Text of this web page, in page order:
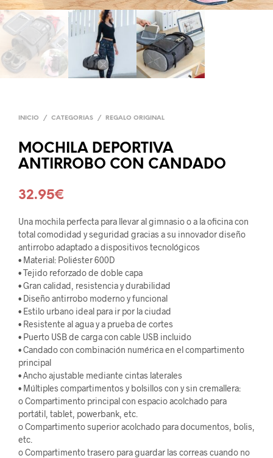
INICIO / CATEGORIAS / REGALO ORIGINAL
MOCHILA DEPORTIVA
ANTIRROBO CON CANDADO
32.95€
Una mochila perfecta para llevar al gimnasio o a la oficina con
total comodidad y seguridad gracias a su innovador diseño
antirrobo adaptado a dispositivos tecnológicos
• Material: Poliéster 600D
• Tejido reforzado de doble capa
• Gran calidad, resistencia y durabilidad
• Diseño antirrobo moderno y funcional
• Estilo urbano ideal para ir por la ciudad
• Resistente al agua y a prueba de cortes
• Puerto USB de carga con cable USB incluido
• Candado con combinación numérica en el compartimento
principal
• Ancho ajustable mediante cintas laterales
• Múltiples compartimentos y bolsillos con y sin cremallera:
o Compartimento principal con espacio acolchado para
portátil, tablet, powerbank, etc.
o Compartimento superior acolchado para documentos, bolis,
etc.
o Compartimento trasero para guardar las correas cuando no